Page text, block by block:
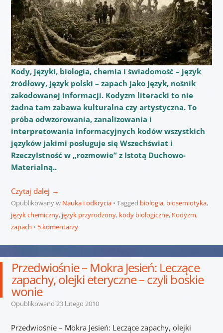
Kody, języki, biologia, chemia i świadomość – język
źródłowy, język polski – zapach jako język, nośnik
zakodowanej informacji. Kodyzm literacki to nie
żadna tam zabawa kulturalna czy artystyczna. To
próba odwzorowania, zanalizowania i
interpretowania informacyjnych kodów wszystkich
języków jakimi posługuje się Wszechświat i
RzeczyIstność w „rozmowie” z Istotą Duchowo-
Materialną..
Czytaj dalej →
Opublikowany w Nauka i odkrycia Tagged biologia, biosemiotyka,
język chemiczny, język przyrodzony, kody biologiczne, Kodyzm,
zapach
5 komentarzy
Przedwiośnie – Mokra Jesień: Leczące
zapachy, olejki eteryczne – czyli boskie
wonie
Opublikowano 23 lutego 2010
Przedwiośnie – Mokra Jesień: Leczące zapachy, olejki